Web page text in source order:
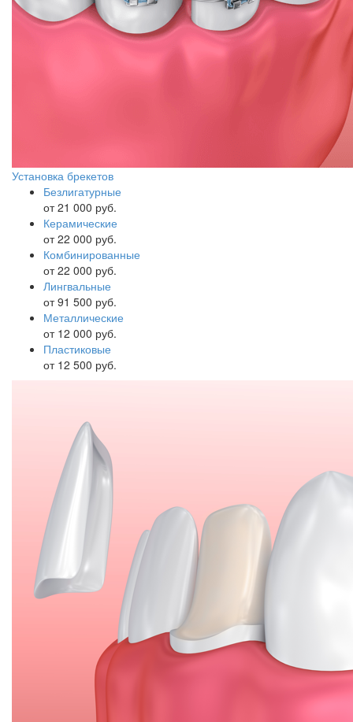
Установка брекетов
Безлигатурные
от 21 000 руб.
Керамические
от 22 000 руб.
Комбинированные
от 22 000 руб.
Лингвальные
от 91 500 руб.
Металлические
от 12 000 руб.
Пластиковые
от 12 500 руб.